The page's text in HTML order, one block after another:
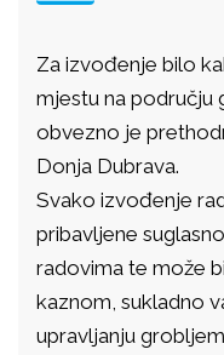
Za izvođenje bilo
mjestu na području
obvezno je
Donja Dubrava.
Svako izvođenje
pribavljene
radovima te može
kaznom, sukladno
upravljanju